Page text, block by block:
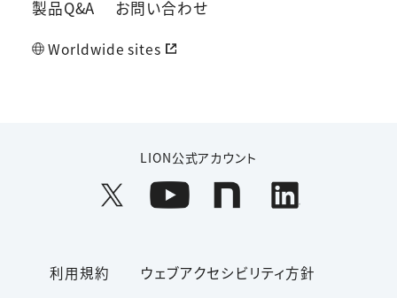
製品Q&A お問い合わせ
Worldwide sites
LION公式アカウント
利用規約 ウェブアクセシビリティ方針